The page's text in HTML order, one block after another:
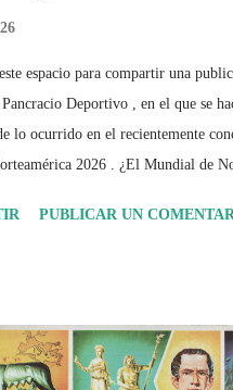
espacio para compartir una
Deportivo , en el que se
lo ocurrido en el recientemente
2026 . ¿El Mundial de
cada selección con infografías
de quiebre?" Este especial de
quién ganó o quién
PUBLICAR UN